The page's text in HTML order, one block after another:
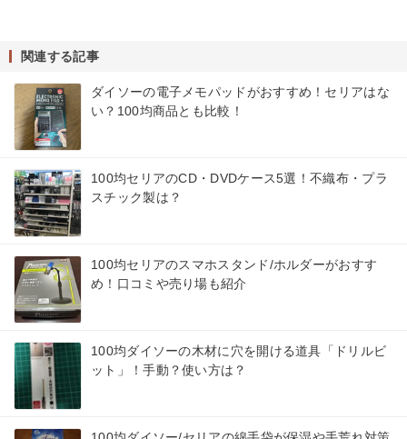
関連する記事
ダイソーの電子メモパッドがおすすめ！セリアはな
い？100均商品とも比較！
100均セリアのCD・DVDケース5選！不織布・プラ
スチック製は？
100均セリアのスマホスタンド/ホルダーがおすす
め！口コミや売り場も紹介
100均ダイソーの木材に穴を開ける道具「ドリルビ
ット」！手動？使い方は？